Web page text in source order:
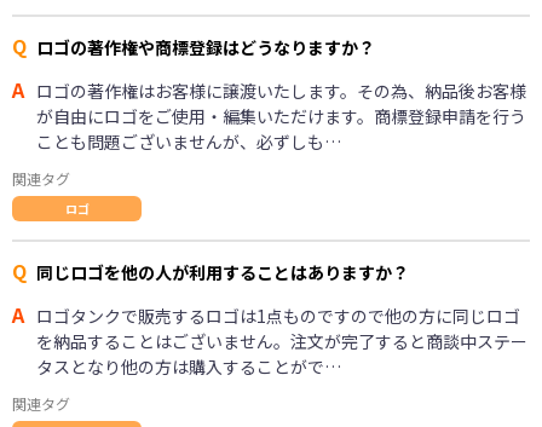
Q ロゴの著作権や商標登録はどうなりますか？
A ロゴの著作権はお客様に譲渡いたします。その為、納品後お客様
が自由にロゴをご使用・編集いただけます。商標登録申請を行う
ことも問題ございませんが、必ずしも…
関連タグ
ロゴ
Q 同じロゴを他の人が利用することはありますか？
A ロゴタンクで販売するロゴは1点ものですので他の方に同じロゴ
を納品することはございません。注文が完了すると商談中ステー
タスとなり他の方は購入することがで…
関連タグ